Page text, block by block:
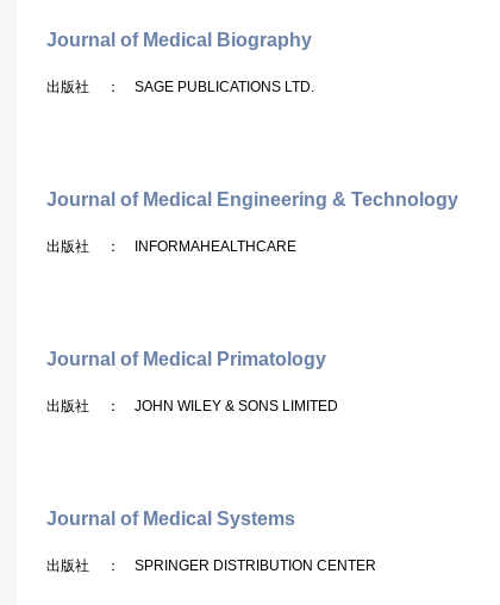
Journal of Medical Biography
出版社 ： SAGE PUBLICATIONS LTD.
Journal of Medical Engineering & Technology
出版社 ： INFORMAHEALTHCARE
Journal of Medical Primatology
出版社 ： JOHN WILEY & SONS LIMITED
Journal of Medical Systems
出版社 ： SPRINGER DISTRIBUTION CENTER